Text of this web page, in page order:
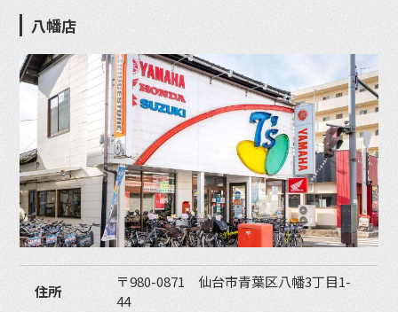
八幡店
住所
〒980-0871 仙台市青葉区八幡3丁目1-
44